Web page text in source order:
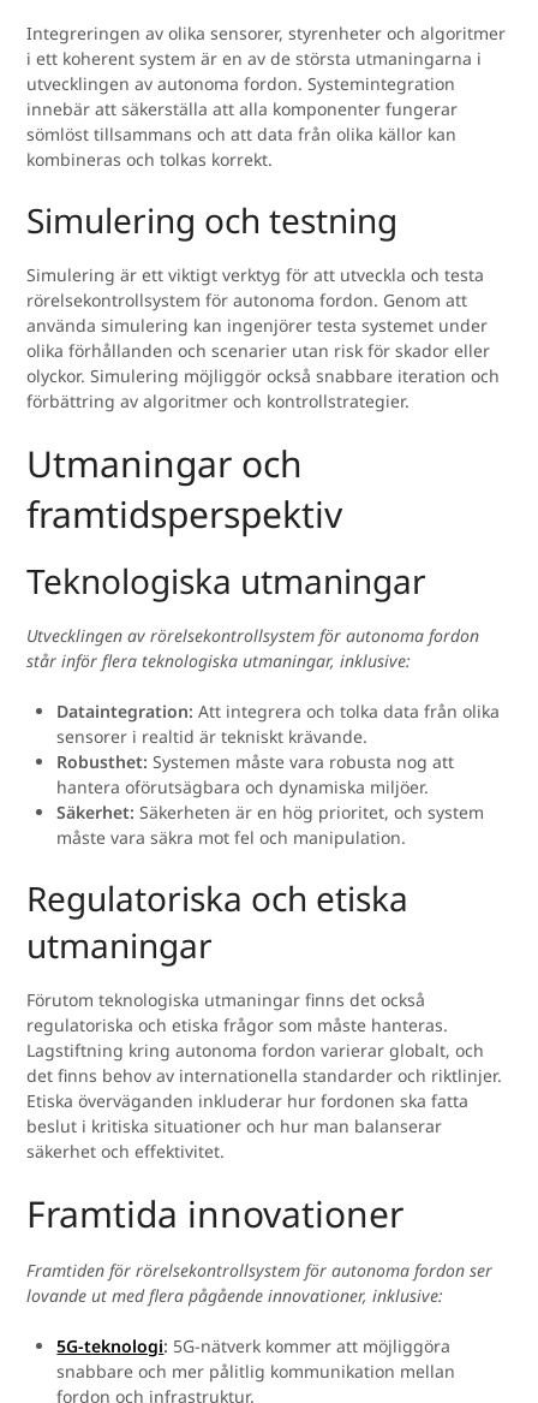
Integreringen av olika sensorer, styrenheter och algoritmer
i ett koherent system är en av de största utmaningarna i
utvecklingen av autonoma fordon. Systemintegration
innebär att säkerställa att alla komponenter fungerar
sömlöst tillsammans och att data från olika källor kan
kombineras och tolkas korrekt.
Simulering och testning
Simulering är ett viktigt verktyg för att utveckla och testa
rörelsekontrollsystem för autonoma fordon. Genom att
använda simulering kan ingenjörer testa systemet under
olika förhållanden och scenarier utan risk för skador eller
olyckor. Simulering möjliggör också snabbare iteration och
förbättring av algoritmer och kontrollstrategier.
Utmaningar och
framtidsperspektiv
Teknologiska utmaningar
Utvecklingen av rörelsekontrollsystem för autonoma fordon
står inför flera teknologiska utmaningar, inklusive:
Dataintegration: Att integrera och tolka data från olika
sensorer i realtid är tekniskt krävande.
Robusthet: Systemen måste vara robusta nog att
hantera oförutsägbara och dynamiska miljöer.
Säkerhet: Säkerheten är en hög prioritet, och system
måste vara säkra mot fel och manipulation.
Regulatoriska och etiska
utmaningar
Förutom teknologiska utmaningar finns det också
regulatoriska och etiska frågor som måste hanteras.
Lagstiftning kring autonoma fordon varierar globalt, och
det finns behov av internationella standarder och riktlinjer.
Etiska överväganden inkluderar hur fordonen ska fatta
beslut i kritiska situationer och hur man balanserar
säkerhet och effektivitet.
Framtida innovationer
Framtiden för rörelsekontrollsystem för autonoma fordon ser
lovande ut med flera pågående innovationer, inklusive:
5G-teknologi: 5G-nätverk kommer att möjliggöra
snabbare och mer pålitlig kommunikation mellan
fordon och infrastruktur.